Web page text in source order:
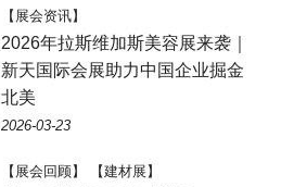
【展会资讯】
2026年拉斯维加斯美容展来袭｜
新天国际会展助力中国企业掘金
北美
2026-03-23
【展会回顾】 【建材展】